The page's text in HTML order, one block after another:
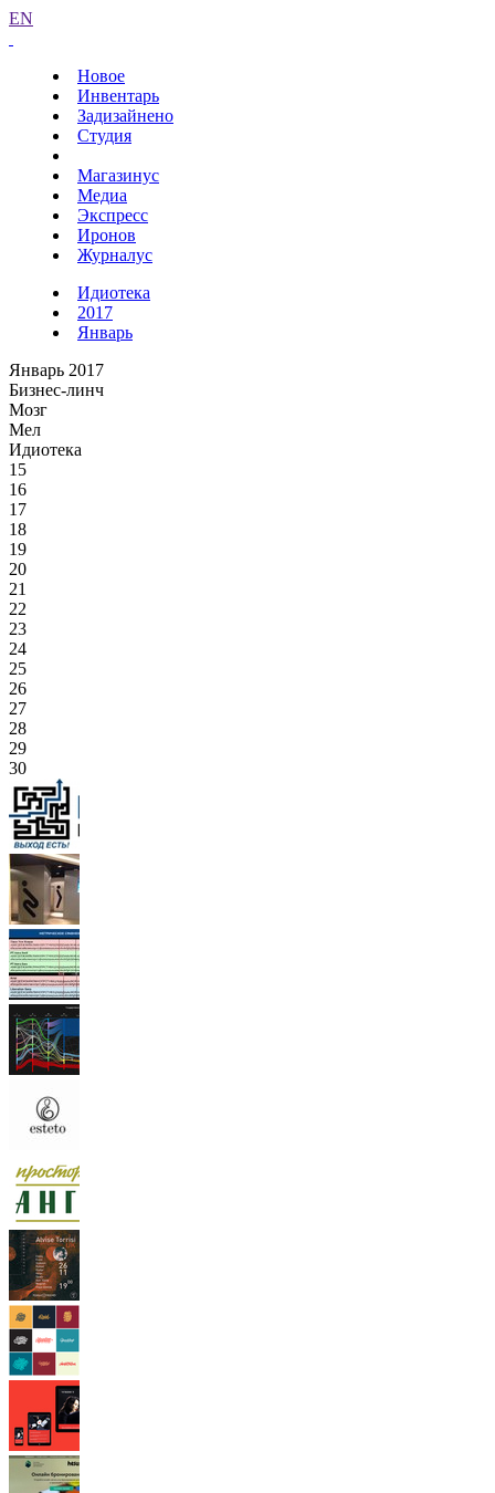
EN
Новое
Инвентарь
Задизайнено
Студия
Магазинус
Медиа
Экспресс
Иронов
Журналус
Идиотека
2017
Январь
Январь 2017
Бизнес-линч
Мозг
Мел
Идиотека
15
16
17
18
19
20
21
22
23
24
25
26
27
28
29
30